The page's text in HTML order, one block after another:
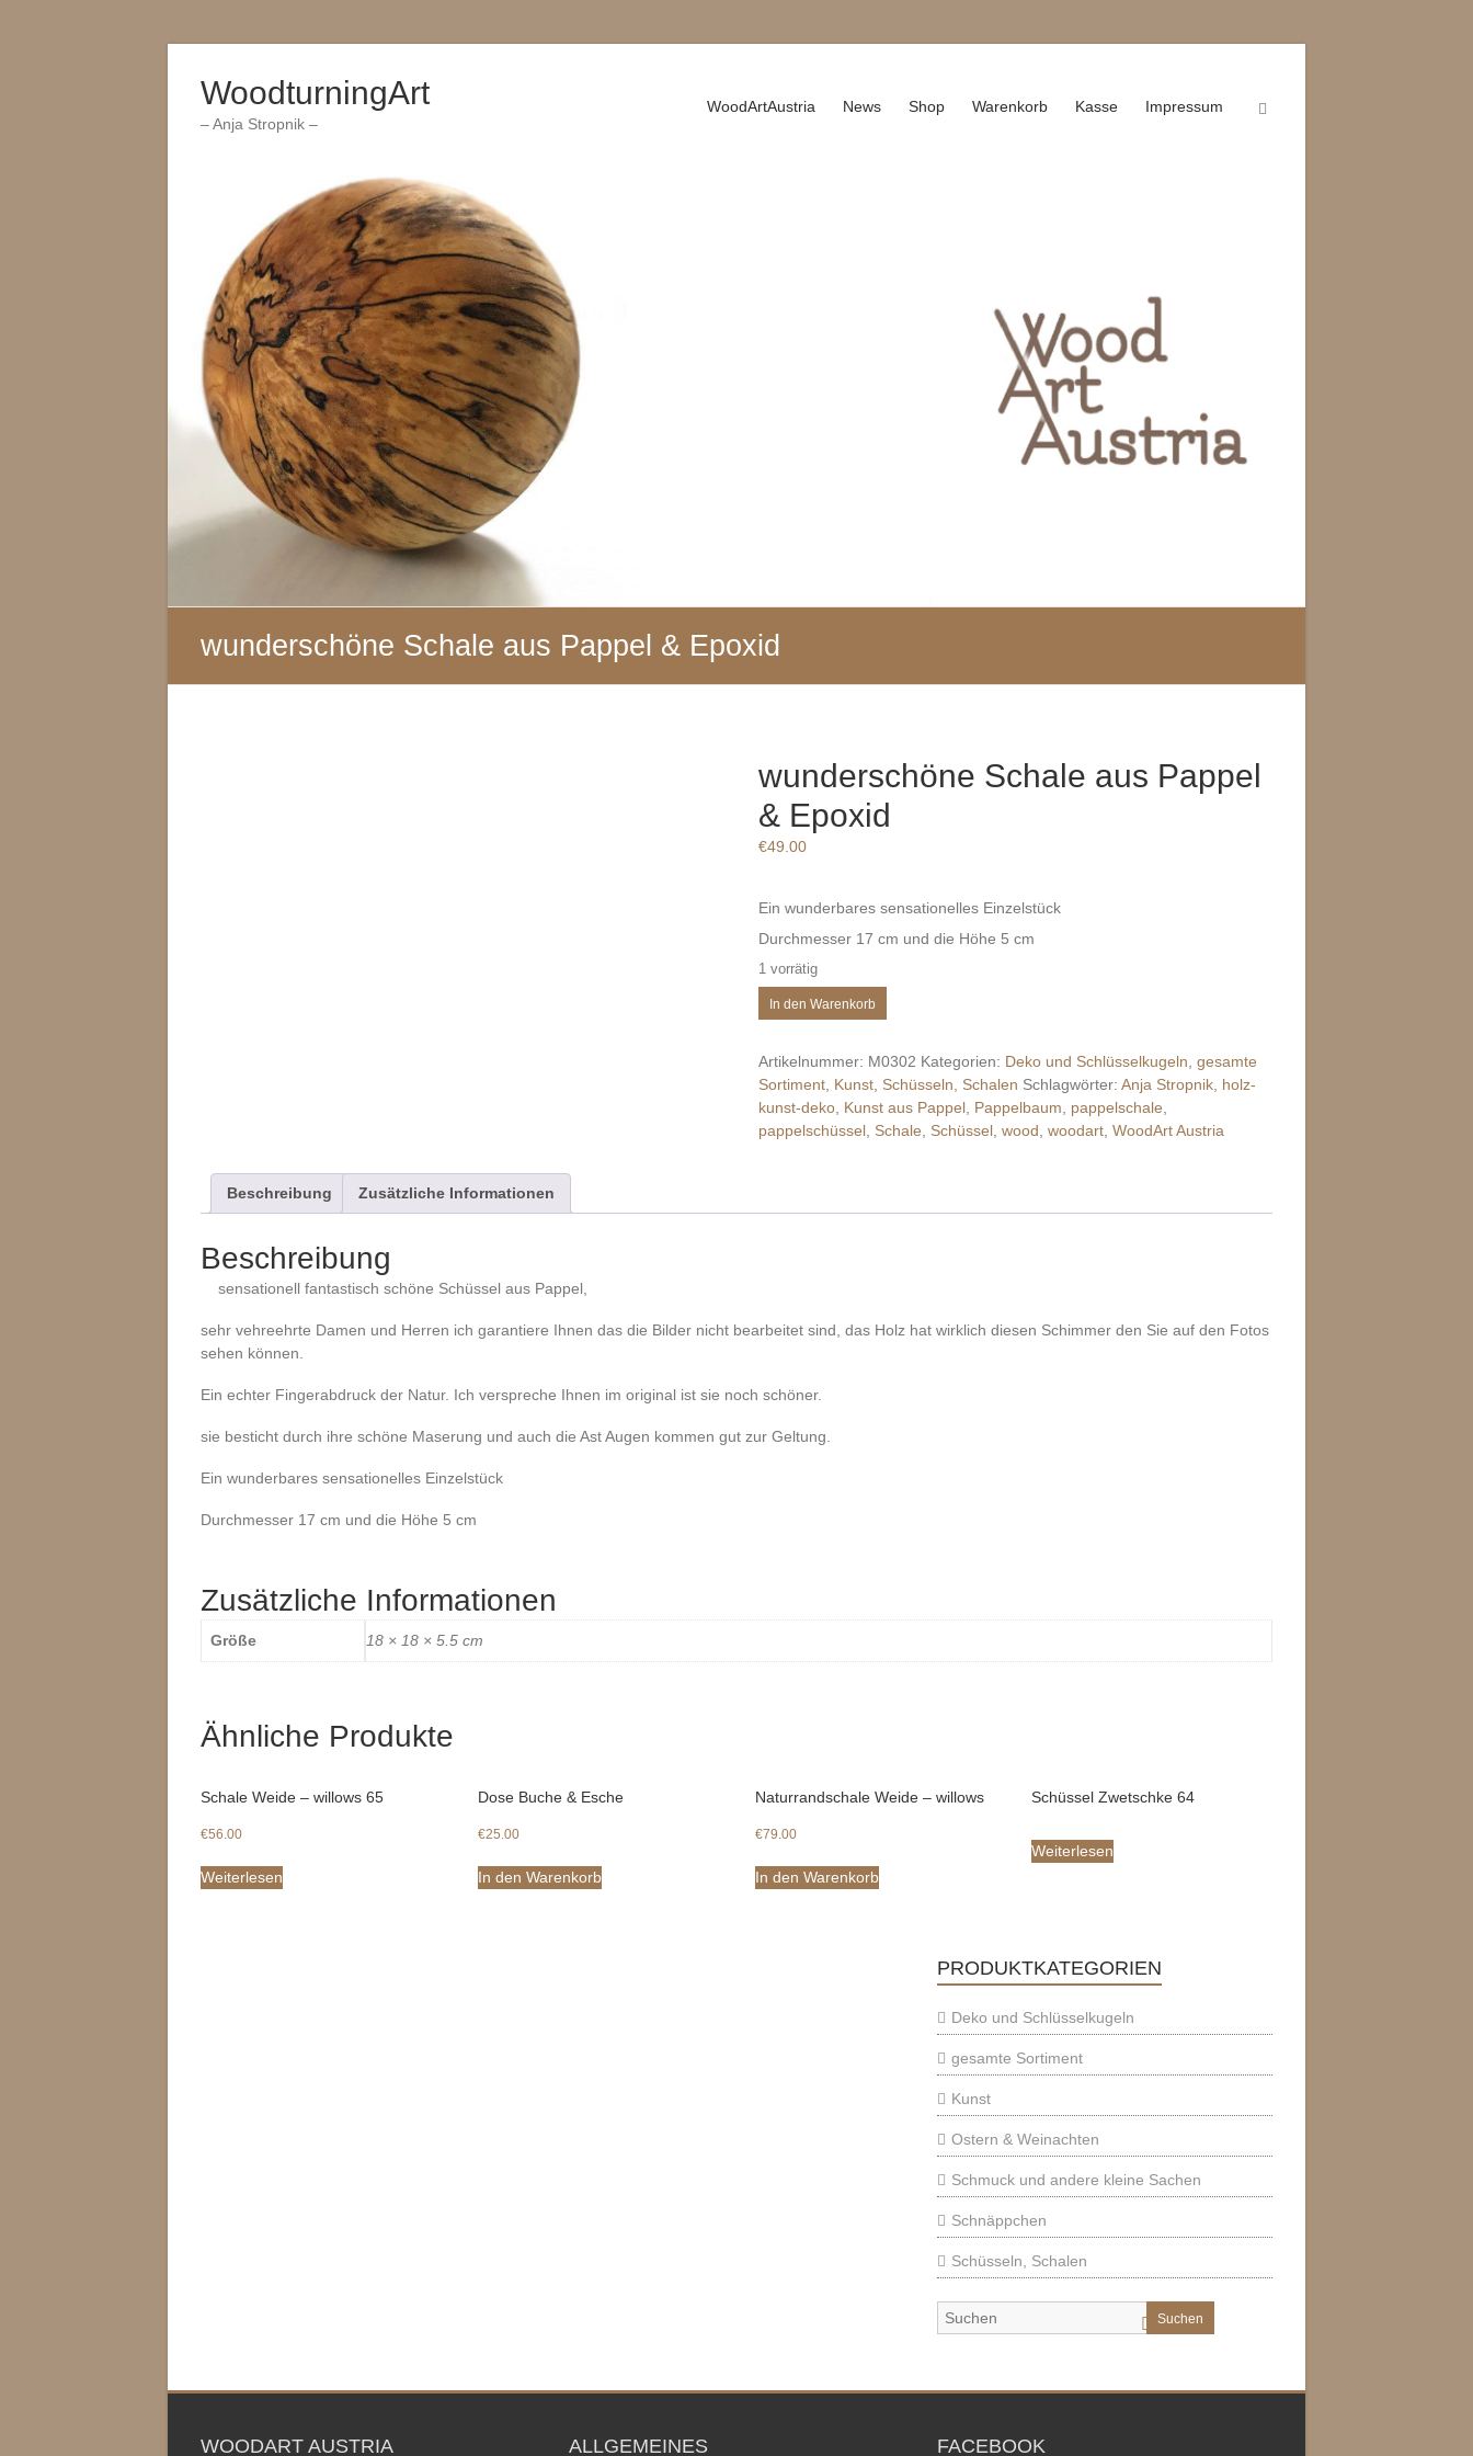
wechselnWoodturningArt
– Anja Stropnik –
WoodArtAustria News Shop Warenkorb Kasse Impressum
wunderschöne Schale aus Pappel & Epoxid
wunderschöne Schale aus Pappel
& Epoxid
€49.00
Ein wunderbares sensationelles Einzelstück
Durchmesser 17 cm und die Höhe 5 cm
1 vorrätig
wunderschöne
Schale
Pappel
&
Epoxid
Menge
In den Warenkorb
Artikelnummer: M0302 Kategorien: Deko und Schlüsselkugeln gesamte
Sortiment, Kunst, Schüsseln, Schalen Schlagwörter: Anja Stropnik, holz-
kunst-deko, Kunst aus Pappel, Pappelbaum pappelschale
pappelschüssel, Schale Schüssel, wood woodart, WoodArt Austria
Beschreibung Zusätzliche Informationen
Beschreibung
sensationell fantastisch schöne Schüssel aus Pappel,
sehr vehreehrte Damen und Herren ich garantiere Ihnen das die Bilder nicht bearbeitet sind, das Holz hat wirklich diesen Schimmer den Sie auf den Fotos
sehen können.
Ein echter Fingerabdruck der Natur. Ich verspreche Ihnen im original ist sie noch schöner.
sie besticht durch ihre schöne Maserung und auch die Ast Augen kommen gut zur Geltung.
Ein wunderbares sensationelles Einzelstück
Durchmesser 17 cm und die Höhe 5 cm
Zusätzliche Informationen
Größe 18 × 18 × 5.5 cm
Ähnliche Produkte
Schale Weide – willows 65
€56.00
Weiterlesen
Dose Buche & Esche
€25.00
In den Warenkorb
Naturrandschale Weide – willows
€79.00
In den Warenkorb
Schüssel Zwetschke 64
Weiterlesen
PRODUKTKATEGORIEN
Deko und Schlüsselkugeln
gesamte Sortiment
Kunst
Ostern & Weinachten
Schmuck und andere kleine Sachen
Schnäppchen
Schüsseln, Schalen
Suchen
WOODART AUSTRIA ALLGEMEINES FACEBOOK